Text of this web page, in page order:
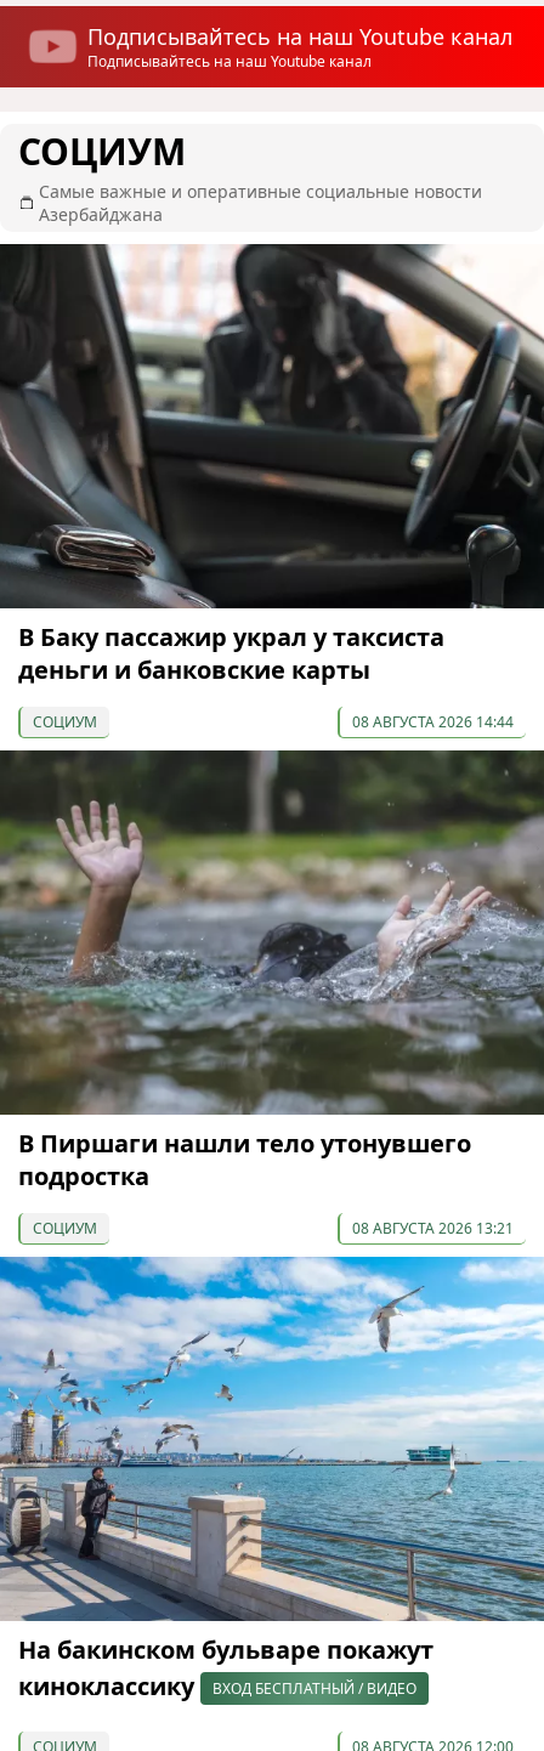
Подписывайтесь на наш Youtube канал
Подписывайтесь на наш Youtube канал
СОЦИУМ
Самые важные и оперативные социальные новости
Азербайджана
В Баку пассажир украл у таксиста
деньги и банковские карты
СОЦИУМ 08 АВГУСТА 2026 14:44
В Пиршаги нашли тело утонувшего
подростка
СОЦИУМ 08 АВГУСТА 2026 13:21
На бакинском бульваре покажут
киноклассику
ВХОД БЕСПЛАТНЫЙ / ВИДЕО
СОЦИУМ 08 АВГУСТА 2026 12:00